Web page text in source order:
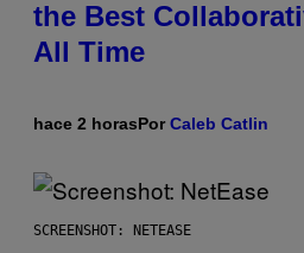
the Best
All Time
hace 2 horasPorCaleb Catlin
SCREENSHOT: NETEASE